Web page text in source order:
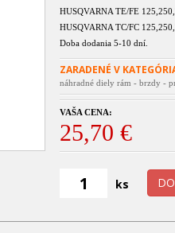
HUSQVARNA TE/FE
HUSQVARNA TC/FC
Doba dodania 5-10 dní.
ZARADENÉ V
náhradné diely rám - brzdy -
VAŠA CENA:
25,70 €
ks